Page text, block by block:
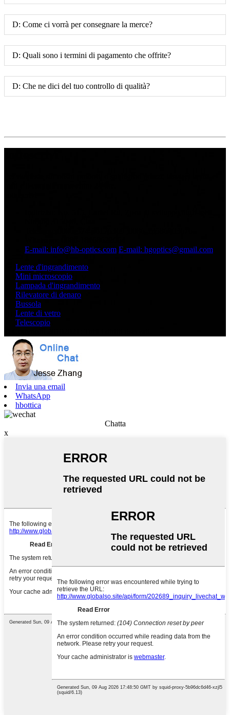
D: Come ci vorrà per consegnare la merce?
D: Quali sono i termini di pagamento che offrite?
D: Che ne dici del tuo controllo di qualità?
E-mail: info@hb-optics.com E-mail: hgoptics@gmail.com
Lente d'ingrandimento
Mini microscopio
Lampada d'ingrandimento
Rilevatore di denaro
Bussola
Lente di vetro
Telescopio
Invia una email
WhatsApp
hbottica
Chatta
x